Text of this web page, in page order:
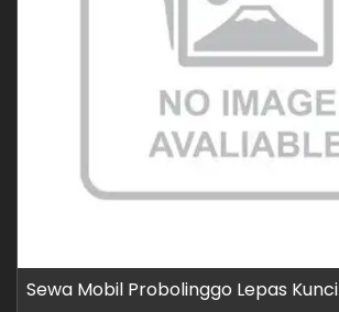
Sewa Mobil Probolinggo Lepas Kunci